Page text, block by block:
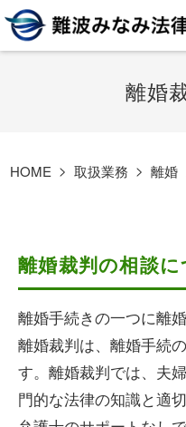
離婚
HOME 取扱業務 離婚
離婚裁判の相談
離婚手続きの一つに離
離婚裁判は、離婚手続
す。離婚裁判では、夫
門的な法律の知識と適